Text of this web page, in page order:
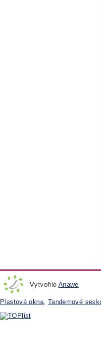
Vytvořilo Anawe
Plastová okna, Tandemové